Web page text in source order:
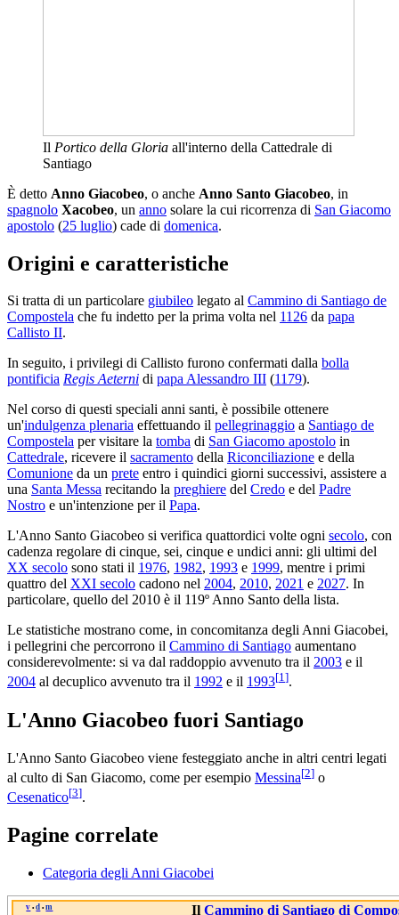
Il Portico della Gloria all'interno della Cattedrale di
Santiago
È detto Anno Giacobeo, o anche Anno Santo Giacobeo, in
spagnolo Xacobeo, un anno solare la cui ricorrenza di San Giacomo
apostolo (25 luglio) cade di domenica.
Origini e caratteristiche
Si tratta di un particolare giubileo legato al Cammino di Santiago de
Compostela che fu indetto per la prima volta nel 1126 da papa
Callisto II.
In seguito, i privilegi di Callisto furono confermati dalla bolla
pontificia Regis Aeterni di papa Alessandro III (1179).
Nel corso di questi speciali anni santi, è possibile ottenere
un'indulgenza plenaria effettuando il pellegrinaggio a Santiago de
Compostela per visitare la tomba di San Giacomo apostolo in
Cattedrale, ricevere il sacramento della Riconciliazione e della
Comunione da un prete entro i quindici giorni successivi, assistere a
una Santa Messa recitando la preghiere del Credo e del Padre
Nostro e un'intenzione per il Papa.
L'Anno Santo Giacobeo si verifica quattordici volte ogni secolo, con
cadenza regolare di cinque, sei, cinque e undici anni: gli ultimi del
XX secolo sono stati il 1976, 1982, 1993 e 1999, mentre i primi
quattro del XXI secolo cadono nel 2004, 2010, 2021 e 2027. In
particolare, quello del 2010 è il 119º Anno Santo della lista.
Le statistiche mostrano come, in concomitanza degli Anni Giacobei,
i pellegrini che percorrono il Cammino di Santiago aumentano
considerevolmente: si va dal raddoppio avvenuto tra il 2003 e il
2004 al decuplico avvenuto tra il 1992 e il 1993[1].
L'Anno Giacobeo fuori Santiago
L'Anno Santo Giacobeo viene festeggiato anche in altri centri legati
al culto di San Giacomo, come per esempio Messina[2] o
Cesenatico[3].
Pagine correlate
Categoria degli Anni Giacobei
v • d • m IlCammino di Santiago di